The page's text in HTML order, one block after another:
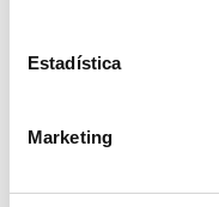
Estadística
Marketing